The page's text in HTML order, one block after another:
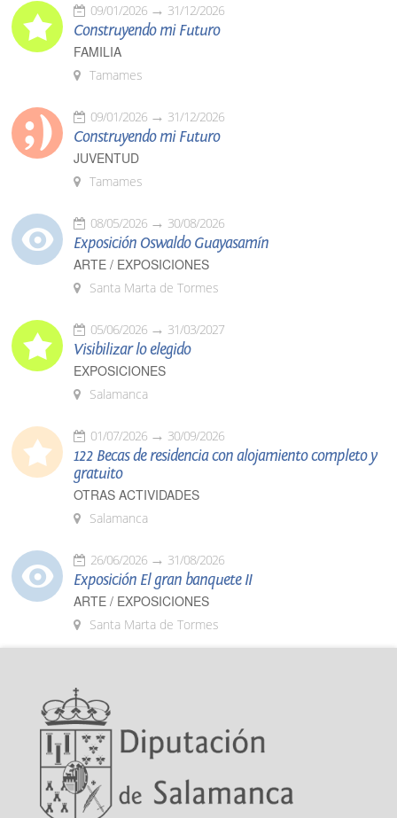
09/01/2026 31/12/2026
Construyendo mi Futuro
FAMILIA
Tamames
09/01/2026 31/12/2026
Construyendo mi Futuro
JUVENTUD
Tamames
08/05/2026 30/08/2026
Exposición Oswaldo Guayasamín
ARTE / EXPOSICIONES
Santa Marta de Tormes
05/06/2026 31/03/2027
Visibilizar lo elegido
EXPOSICIONES
Salamanca
01/07/2026 30/09/2026
122 Becas de residencia con alojamiento completo y
gratuito
OTRAS ACTIVIDADES
Salamanca
26/06/2026 31/08/2026
Exposición El gran banquete II
ARTE / EXPOSICIONES
Santa Marta de Tormes